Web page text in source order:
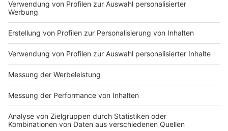
Nutzungsbedingungen
Impressum
ROCK ANTENNE
Region wechseln